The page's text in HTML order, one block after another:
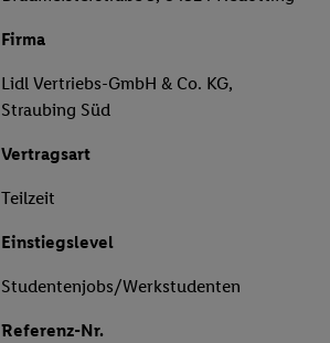
Firma
Lidl Vertriebs-GmbH & Co. KG,
Straubing Süd
Vertragsart
Teilzeit
Einstiegslevel
Studentenjobs/Werkstudenten
Referenz-Nr.